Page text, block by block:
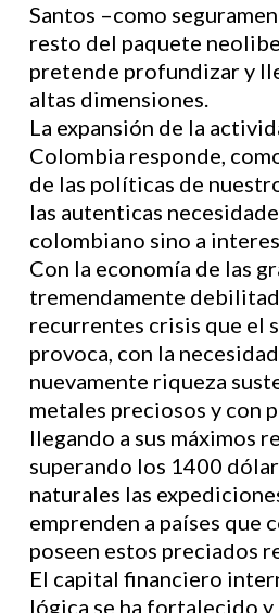
Santos –como
resto del paquete
pretende profundizar y
altas dimensiones.
La expansión de la
Colombia responde,
de las políticas de
las autenticas
colombiano sino a
Con la economía de las
tremendamente
recurrentes crisis que el
provoca, con la
nuevamente riqueza
metales preciosos y con
llegando a sus máximos
superando los 1400
naturales las
emprenden a países que
poseen estos preciados
El capital financiero
lógica se ha fortalecido y